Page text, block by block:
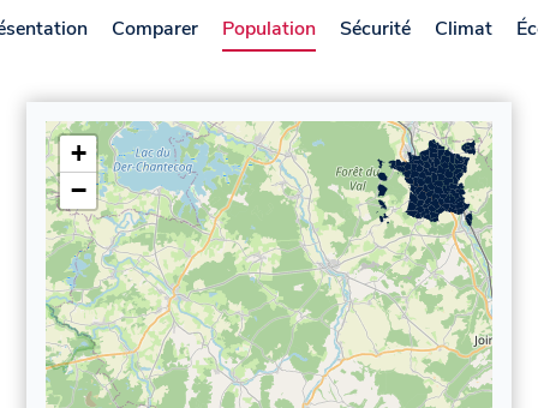
Comparer Population Sécurité Climat
+
−